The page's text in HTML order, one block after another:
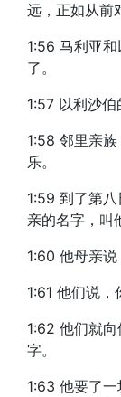
远，正如从前
1:56 马利亚
了。
1:57 以利沙伯
1:58 邻里亲
乐。
1:59 到了第
亲的名字，叫
1:60 他母亲说
1:61 他们说，
1:62 他们就
字。
1:63 他要了